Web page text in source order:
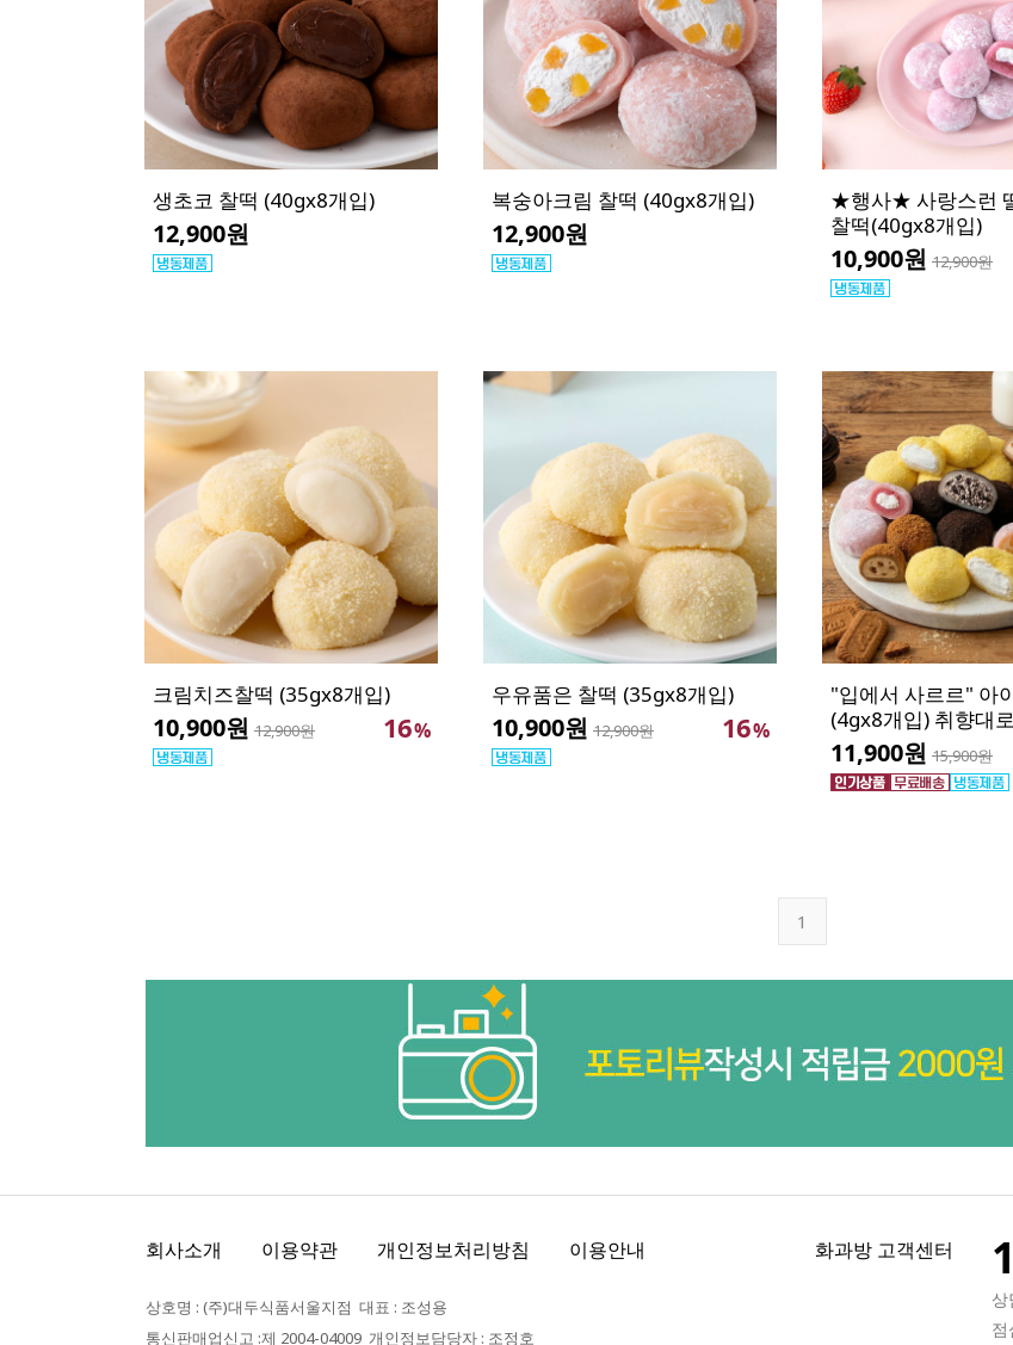
생초코 찰떡 (40gx8개입)
12,900원
복숭아크림 찰떡 (40gx8개입)
12,900원
★행사★ 사랑스런
찰떡(40gx8개입)
10,900원 12,900원
크림치즈찰떡 (35gx8개입)
10,900원 12,900원 16%
우유품은 찰떡 (35gx8개입)
10,900원 12,900원 16%
"입에서 사르르" 아
(4gx8개입) 취향대
11,900원 15,900원
1
회사소개 이용약관 개인정보처리방침 이용안내
상호명 : (주)대두식품서울지점 대표 : 조성용
통신판매업신고 :제 2004-04009 개인정보담당자 : 조정호
화과방 고객센터